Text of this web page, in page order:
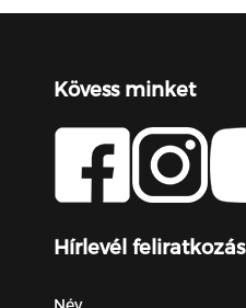
Kövess minket
Hírlevél feliratkozás